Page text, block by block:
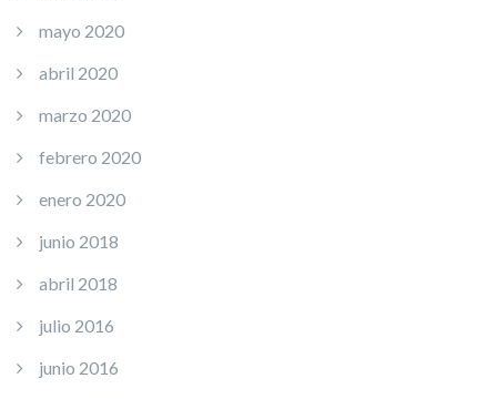
mayo 2020
abril 2020
marzo 2020
febrero 2020
enero 2020
junio 2018
abril 2018
julio 2016
junio 2016